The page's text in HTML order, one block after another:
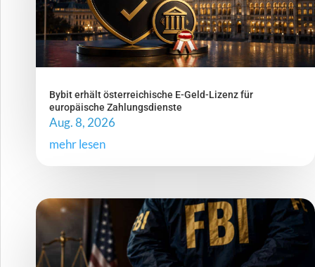
Bybit erhält österreichische E-Geld-Lizenz für
europäische Zahlungsdienste
Aug. 8, 2026
mehr lesen